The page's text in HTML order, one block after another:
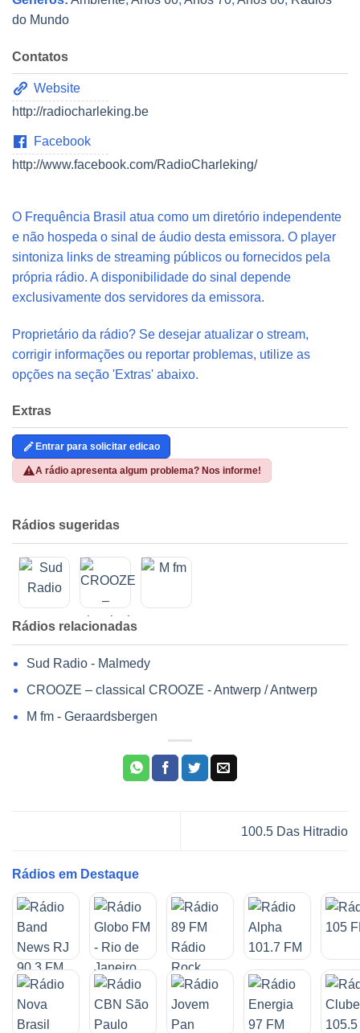
do Mundo
Contatos
Website
http://radiocharleking.be
Facebook
http://www.facebook.com/RadioCharleking/
O Frequência Brasil atua como um diretório independente
e não hospeda o sinal de áudio desta emissora. O player
sintoniza links de streaming públicos ou fornecidos pela
própria rádio. A disponibilidade do sinal depende
exclusivamente dos servidores da emissora.
Proprietário da rádio? Se desejar atualizar o stream,
corrigir informações ou reportar problemas, utilize as
opções na seção 'Extras' abaixo.
Extras
Entrar para solicitar edicao
A rádio apresenta algum problema? Nos informe!
Rádios sugeridas
Rádios relacionadas
Sud Radio - Malmedy
CROOZE – classical CROOZE - Antwerp / Antwerp
M fm - Geraardsbergen
100.5 Das Hitradio
Rádios em Destaque